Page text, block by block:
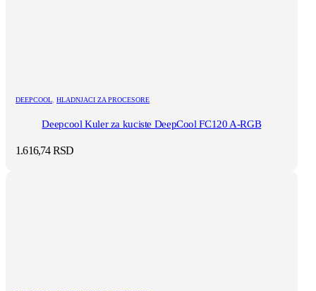
DEEPCOOL HLADNJACI ZA PROCESORE
Deepcool Kuler za kuciste DeepCool FC120 A-RGB
1.616,74RSD